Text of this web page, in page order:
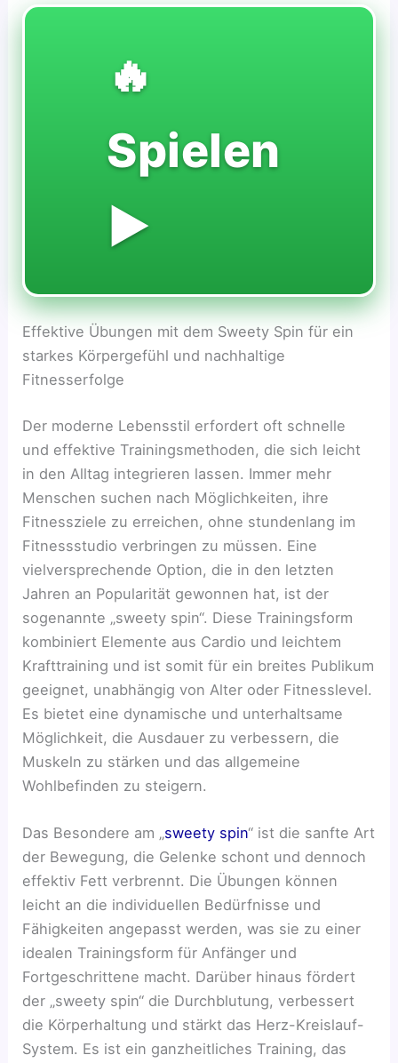
🔥
Spielen
▶️
Effektive Übungen mit dem Sweety Spin für ein
starkes Körpergefühl und nachhaltige
Fitnesserfolge
Der moderne Lebensstil erfordert oft schnelle
und effektive Trainingsmethoden, die sich leicht
in den Alltag integrieren lassen. Immer mehr
Menschen suchen nach Möglichkeiten, ihre
Fitnessziele zu erreichen, ohne stundenlang im
Fitnessstudio verbringen zu müssen. Eine
vielversprechende Option, die in den letzten
Jahren an Popularität gewonnen hat, ist der
sogenannte „sweety spin“. Diese Trainingsform
kombiniert Elemente aus Cardio und leichtem
Krafttraining und ist somit für ein breites Publikum
geeignet, unabhängig von Alter oder Fitnesslevel.
Es bietet eine dynamische und unterhaltsame
Möglichkeit, die Ausdauer zu verbessern, die
Muskeln zu stärken und das allgemeine
Wohlbefinden zu steigern.
Das Besondere am „sweety spin“ ist die sanfte Art
der Bewegung, die Gelenke schont und dennoch
effektiv Fett verbrennt. Die Übungen können
leicht an die individuellen Bedürfnisse und
Fähigkeiten angepasst werden, was sie zu einer
idealen Trainingsform für Anfänger und
Fortgeschrittene macht. Darüber hinaus fördert
der „sweety spin“ die Durchblutung, verbessert
die Körperhaltung und stärkt das Herz-Kreislauf-
System. Es ist ein ganzheitliches Training, das